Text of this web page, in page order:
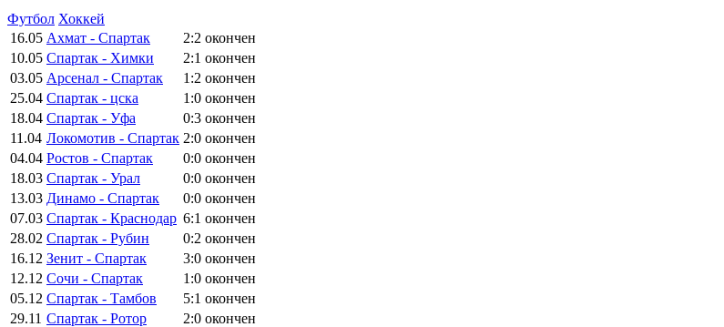
Футбол Хоккей
16.05 Ахмат - Спартак 2:2 окончен
10.05 Спартак - Химки 2:1 окончен
03.05 Арсенал - Спартак 1:2 окончен
25.04 Спартак - цска 1:0 окончен
18.04 Спартак - Уфа 0:3 окончен
11.04 Локомотив - Спартак 2:0 окончен
04.04 Ростов - Спартак 0:0 окончен
18.03 Спартак - Урал 0:0 окончен
13.03 Динамо - Спартак 0:0 окончен
07.03 Спартак - Краснодар 6:1 окончен
28.02 Спартак - Рубин 0:2 окончен
16.12 Зенит - Спартак 3:0 окончен
12.12 Сочи - Спартак 1:0 окончен
05.12 Спартак - Тамбов 5:1 окончен
29.11 Спартак - Ротор 2:0 окончен